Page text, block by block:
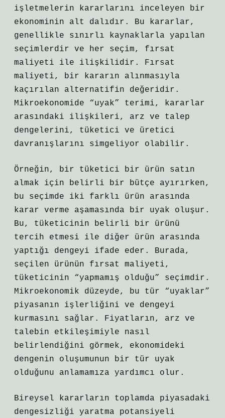
işletmelerin kararlarını inceleyen bir
ekonominin alt dalıdır. Bu kararlar,
genellikle sınırlı kaynaklarla yapılan
seçimlerdir ve her seçim, fırsat
maliyeti ile ilişkilidir. Fırsat
maliyeti, bir kararın alınmasıyla
kaçırılan alternatifin değeridir.
Mikroekonomide “uyak” terimi, kararlar
arasındaki ilişkileri, arz ve talep
dengelerini, tüketici ve üretici
davranışlarını simgeliyor olabilir.
Örneğin, bir tüketici bir ürün satın
almak için belirli bir bütçe ayırırken,
bu seçimde iki farklı ürün arasında
karar verme aşamasında bir uyak oluşur.
Bu, tüketicinin belirli bir ürünü
tercih etmesi ile diğer ürün arasında
yaptığı dengeyi ifade eder. Burada,
seçilen ürünün fırsat maliyeti,
tüketicinin “yapmamış olduğu” seçimdir.
Mikroekonomik düzeyde, bu tür “uyaklar”
piyasanın işlerliğini ve dengeyi
kurmasını sağlar. Fiyatların, arz ve
talebin etkileşimiyle nasıl
belirlendiğini görmek, ekonomideki
dengenin oluşumunun bir tür uyak
olduğunu anlamamıza yardımcı olur.
Bireysel kararların toplamda piyasadaki
dengesizliği yaratma potansiyeli